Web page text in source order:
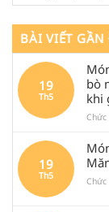
BÀI VIẾT GẦN
19
Th5
bò
khi
19
Th5